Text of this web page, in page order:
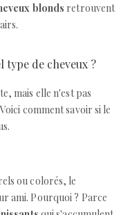
blonds retrouvent
type de cheveux ?
mais elle n'est pas
comment savoir si le
ou colorés, le
ami. Pourquoi ? Parce